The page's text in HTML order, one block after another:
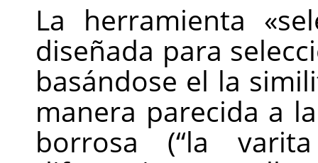
La herramienta
diseñada para
basándose el la
manera parecida a
borrosa (“la